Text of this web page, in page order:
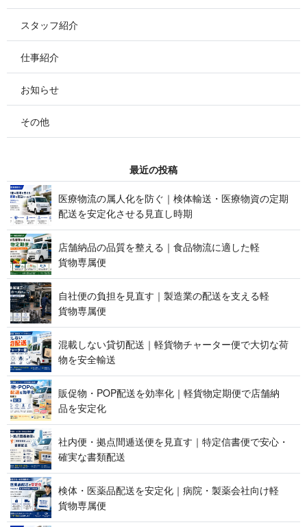
スタッフ紹介
仕事紹介
お知らせ
その他
最 近 の 投 稿
医療物流の属人化を防ぐ｜検体輸送・医療物資の定期
配送を安定化させる見 直 し 時 期
店舗納品の品質を整える｜食品物流に適した軽
貨 物 専 属 便
自社便の負担を見直す｜製造業の配送を支える軽
貨 物 専 属 便
混載しない貸切配送｜軽貨物チャーター便で大切な荷
物を 安 全 輸 送
販促物・POP配送を効率化｜軽貨物定期便で店舗納
品 を 安 定 化
社内便・拠点間逓送便を見直す｜特定信書便で安心・
確実な 書 類 配 送
検体・医薬品配送を安定化｜病院・製薬会社向け軽
貨 物 専 属 便